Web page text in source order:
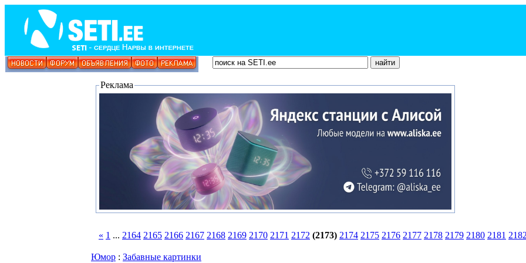
Реклама
« 1 ... 2164 2165 2166 2167 2168 2169 2170 2171 2172 (2173) 2174 2175 2176 2177 2178 2179 2180 2181 2182
Юмор : Забавные картинки